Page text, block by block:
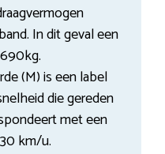
In dit geval een
(M) is een label
die gereden
met een
km/u.